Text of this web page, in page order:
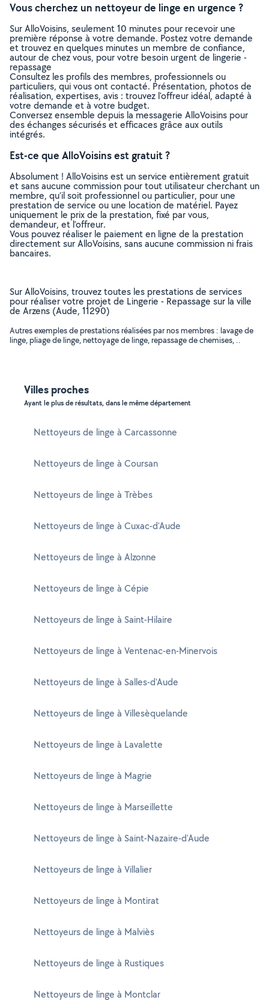
Vous cherchez un nettoyeur de linge en urgence ?
Sur AlloVoisins, seulement 10 minutes pour recevoir une
première réponse à votre demande. Postez votre demande
et trouvez en quelques minutes un membre de confiance,
autour de chez vous, pour votre besoin urgent de lingerie -
repassage
Consultez les profils des membres, professionnels ou
particuliers, qui vous ont contacté. Présentation, photos de
réalisation, expertises, avis : trouvez l'offreur idéal, adapté à
votre demande et à votre budget.
Conversez ensemble depuis la messagerie AlloVoisins pour
des échanges sécurisés et efficaces grâce aux outils
intégrés.
Est-ce que AlloVoisins est gratuit ?
Absolument ! AlloVoisins est un service entièrement gratuit
et sans aucune commission pour tout utilisateur cherchant un
membre, qu’il soit professionnel ou particulier, pour une
prestation de service ou une location de matériel. Payez
uniquement le prix de la prestation, fixé par vous,
demandeur, et l’offreur.
Vous pouvez réaliser le paiement en ligne de la prestation
directement sur AlloVoisins, sans aucune commission ni frais
bancaires.
Sur AlloVoisins, trouvez toutes les prestations de services
pour réaliser votre projet de Lingerie - Repassage sur la ville
de Arzens (Aude, 11290)
Autres exemples de prestations réalisées par nos membres : lavage de
linge, pliage de linge, nettoyage de linge, repassage de chemises, ..
Villes proches
Ayant le plus de résultats, dans le même département
Nettoyeurs de linge à Carcassonne
Nettoyeurs de linge à Coursan
Nettoyeurs de linge à Trèbes
Nettoyeurs de linge à Cuxac-d'Aude
Nettoyeurs de linge à Alzonne
Nettoyeurs de linge à Cépie
Nettoyeurs de linge à Saint-Hilaire
Nettoyeurs de linge à Ventenac-en-Minervois
Nettoyeurs de linge à Salles-d'Aude
Nettoyeurs de linge à Villesèquelande
Nettoyeurs de linge à Lavalette
Nettoyeurs de linge à Magrie
Nettoyeurs de linge à Marseillette
Nettoyeurs de linge à Saint-Nazaire-d'Aude
Nettoyeurs de linge à Villalier
Nettoyeurs de linge à Montirat
Nettoyeurs de linge à Malviès
Nettoyeurs de linge à Rustiques
Nettoyeurs de linge à Montclar